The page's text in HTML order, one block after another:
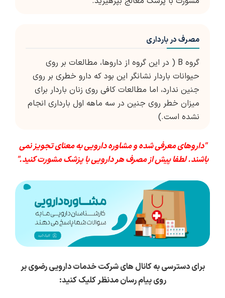
مصرف در بارداری
گروه B ( در این گروه از داروها، مطالعات بر روی
حیوانات باردار نشانگر این بود که دارو خطری بر روی
جنین ندارد، اما مطالعات کافی روی زنان باردار برای
میزان خطر روی جنین در سه ماهه اول بارداری انجام
نشده است.)
"داروهای معرفی شده و مشاوره دارویی به معنای تجویز نمی
باشند. لطفا پیش از مصرف هر دارویی با پزشک مشورت کنید."
برای دسترسی به کانال های شرکت خدمات دارویی رضوی بر
روی پیام رسان مدنظر کلیک کنید: